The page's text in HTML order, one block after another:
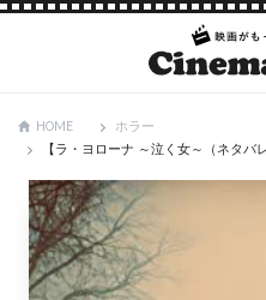
HOME
ホラー
【ラ・ヨローナ ～泣く女～（ネタ